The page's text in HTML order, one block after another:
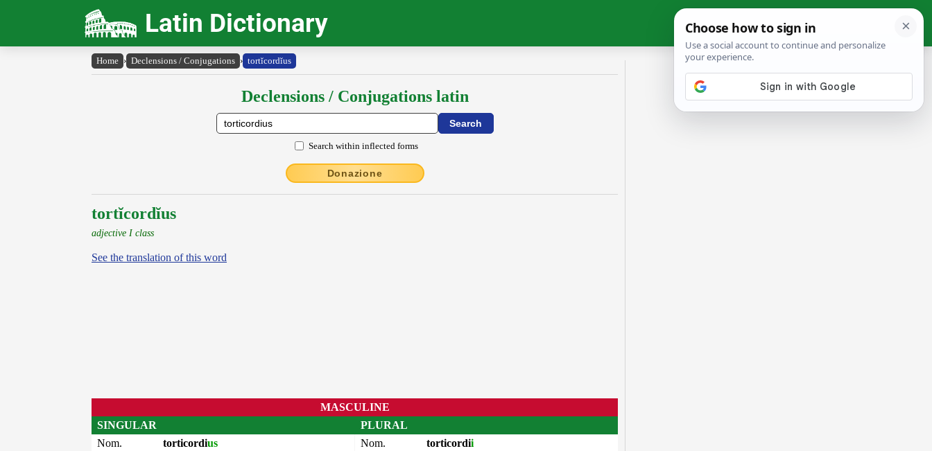
Latin Dictionary
Home › Declensions / Conjugations › tortĭcordĭus
Declensions / Conjugations latin
Search within inflected forms
Donazione
tortĭcordĭus
adjective I class
See the translation of this word
MASCULINE
SINGULAR
Nom.
torticordius
PLURAL
Nom.
torticordii